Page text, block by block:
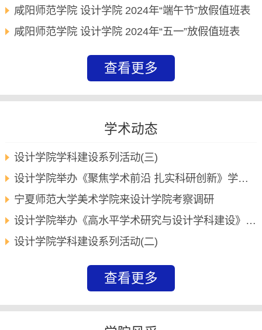
咸阳师范学院 设计学院 2024年“端午节”放假值班表
咸阳师范学院 设计学院 2024年“五一”放假值班表
查看更多
学术动态
设计学院学科建设系列活动(三)
设计学院举办《聚焦学术前沿 扎实科研创新》学术报告会
宁夏师范大学美术学院来设计学院考察调研
设计学院举办《高水平学术研究与设计学科建设》学术报告会
设计学院学科建设系列活动(二)
查看更多